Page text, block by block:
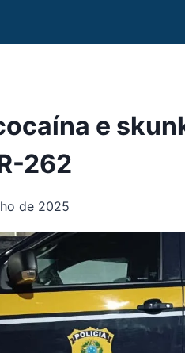
e
262
de 2025